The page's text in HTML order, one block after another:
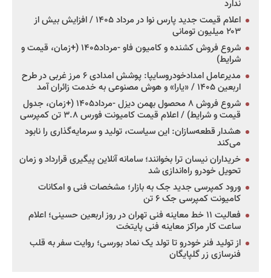
ندارد
اعلام قیمت جدید پارس نوا در مرداد ۱۴۰۵ / افزایش بیش از
۲۰۳ میلیون تومانی
شروع فروش کشنده و کامیون فاو -مرداد۱۴۰۵ (+زمان، قیمت و
شرایط)
مدیرعامل امدادخودروسایپا: پوشش امدادی ۶ مرز غربی در طرح
اربعین ۱۴۰۵ / «یارا» و هوش مصنوعی به خدمت زائران آمد
شروع فروش ۸ محصول بهمن دیزل -مرداد۱۴۰۵ (+زمان، جدول
قیمت و شرایط) / اعلام قیمت کامیونت فورس ۳.۸ تن کمپرسی
هشدار قطعه‌سازان: این سیاست، تولید و سرمایه‌گذاری را نابود
می‌کند
خریداران نیسان ترا بخوانند؛ سامانه آنلاین پیگیری قرارداد و زمان
تحویل خودرو راه‌اندازی شد
ورود کمپرسی جدید جک به بازار؛ مشخصات فنی و امکانات
کامیونت کمپرسی جک ۶ تن
فعالیت ۱۱ خط معاینه فنی تهران در روز اربعین حسینی؛ اعلام
ساعت کار مراکز معاینه فنی پایتخت
از تولید فنر خودرو تا تولد یک نماد بورسی؛ روایت سفر به قلب
فنرسازی زر گلپایگان